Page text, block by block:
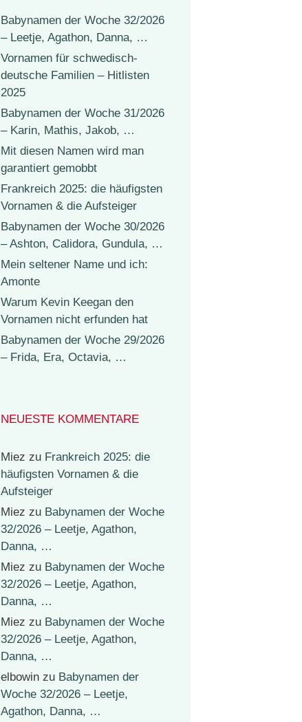
Babynamen der Woche 32/2026
– Leetje, Agathon, Danna, …
Vornamen für schwedisch-
deutsche Familien – Hitlisten
2025
Babynamen der Woche 31/2026
– Karin, Mathis, Jakob, …
Mit diesen Namen wird man
garantiert gemobbt
Frankreich 2025: die häufigsten
Vornamen & die Aufsteiger
Babynamen der Woche 30/2026
– Ashton, Calidora, Gundula, …
Mein seltener Name und ich:
Amonte
Warum Kevin Keegan den
Vornamen nicht erfunden hat
Babynamen der Woche 29/2026
– Frida, Era, Octavia, …
NEUESTE KOMMENTARE
Miez zu Frankreich 2025: die
häufigsten Vornamen & die
Aufsteiger
Miez zu Babynamen der Woche
32/2026 – Leetje, Agathon,
Danna, …
Miez zu Babynamen der Woche
32/2026 – Leetje, Agathon,
Danna, …
Miez zu Babynamen der Woche
32/2026 – Leetje, Agathon,
Danna, …
elbowin zu Babynamen der
Woche 32/2026 – Leetje,
Agathon, Danna, …